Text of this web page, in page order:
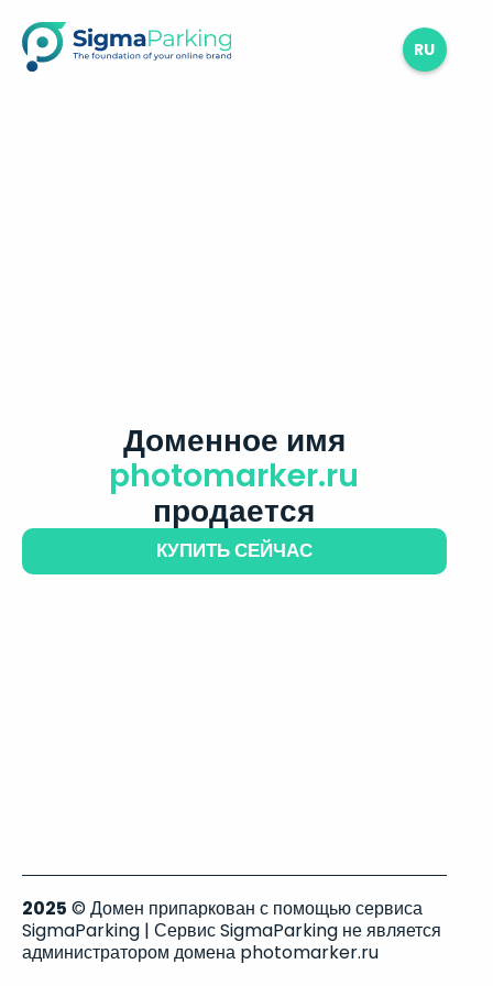
RU
Доменное имя
photomarker.ru
продается
КУПИТЬ СЕЙЧАС
2025 © Домен припаркован с помощью сервиса
SigmaParking | Сервис SigmaParking не является
администратором домена photomarker.ru